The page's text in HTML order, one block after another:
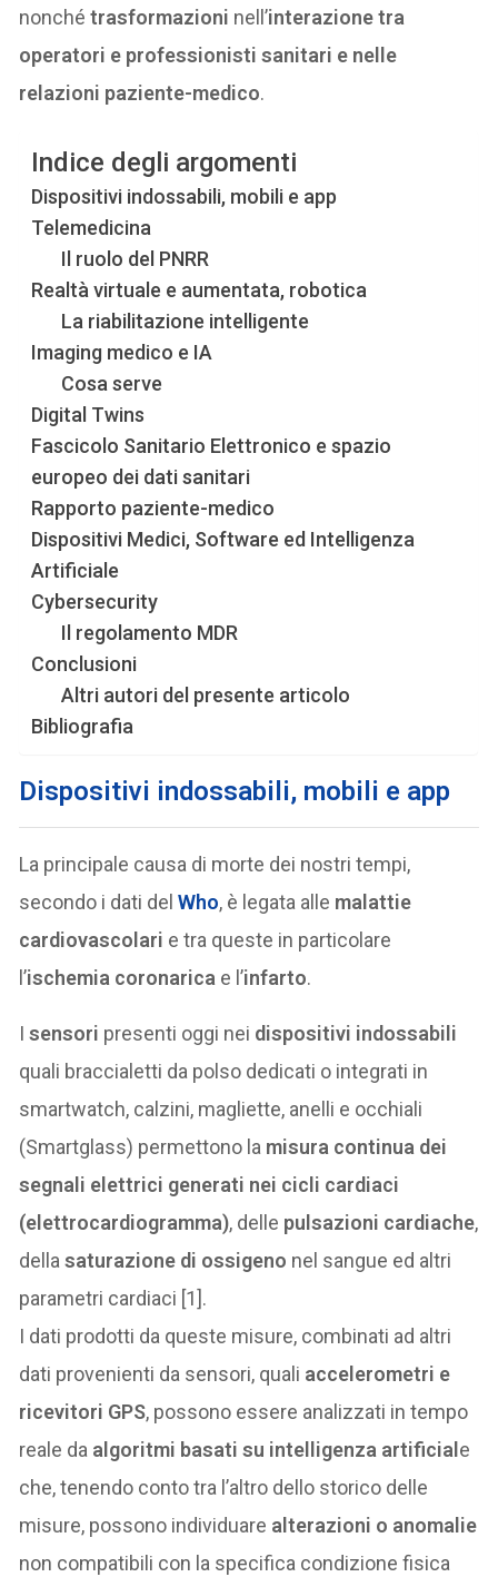
nonchétrasformazioni nell’interazione tra
operatori e professionisti sanitari e nelle
relazioni paziente-medico.
Indice degli argomenti
Dispositivi indossabili, mobili e app
Telemedicina
Il ruolo del PNRR
Realtà virtuale e aumentata, robotica
La riabilitazione intelligente
Imaging medico e IA
Cosa serve
Digital Twins
Fascicolo Sanitario Elettronico e spazio
europeo dei dati sanitari
Rapporto paziente-medico
Dispositivi Medici, Software ed Intelligenza
Artificiale
Cybersecurity
Il regolamento MDR
Conclusioni
Altri autori del presente articolo
Bibliografia
Dispositivi indossabili, mobili e app
La principale causa di morte dei nostri tempi,
secondo i dati delWho, è legata alle malattie
cardiovascolari e tra queste in particolare
l’ischemia coronarica e l’infarto.
Isensori presenti oggi nei dispositivi indossabili
quali braccialetti da polso dedicati o integrati in
smartwatch, calzini, magliette, anelli e occhiali
(Smartglass) permettono la misura continua dei
segnali elettrici generati nei cicli cardiaci
(elettrocardiogramma), delle pulsazioni cardiache,
dellasaturazione di ossigeno nel sangue ed altri
parametri cardiaci [1].
I dati prodotti da queste misure, combinati ad altri
dati provenienti da sensori, quali accelerometri e
ricevitori GPS, possono essere analizzati in tempo
reale da algoritmi basati su intelligenza artificial e
che, tenendo conto tra l’altro dello storico delle
misure, possono individuare alterazioni o anomalie
non compatibili con la specifica condizione fisica